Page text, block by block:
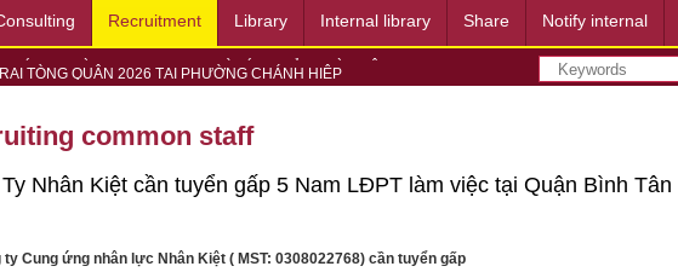
Recruitment Library Internal library Share Notify internal
TÒNG QUÂN 2026 TẠI PHƯỜNG CHÁNH HIỆP
cháy, chữa cháy và Cứu nạn, cứu hộ năm 2026
hợp tác về chuyển đổi số và bảo hiểm xã hội
HUẤN CHUYỂN ĐỔI SỐ VÀ PHÁP LUẬT VỀ AN TOÀN, VỆ SINH
CỤ THỂ HÓA CHƯƠNG TRÌNH HỢP TÁC PHÁT TRIỂN VÒNG ĐỜI...
Group
HỘI VIỆC LÀM METRO TALENT EXCHANGE 2026 – KẾT NỐI CƠ
common staff
Nhân Kiệt cần tuyển gấp 5 Nam LĐPT làm việc tại Quận Bình Tân
ty Cung ứng nhân lực Nhân Kiệt ( MST: 0308022768) cần tuyển gấp